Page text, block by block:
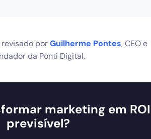
porGuilherme Pontes, CEO e
da Ponti Digital.
marketing em ROI
previsível?